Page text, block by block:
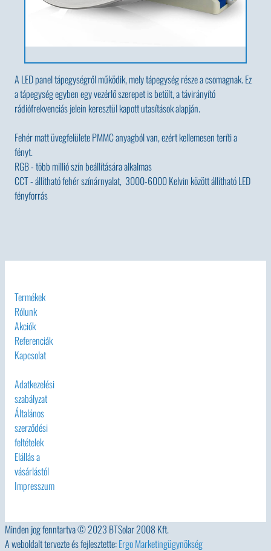
A LED panel tápegységről működik, mely tápegység része a csomagnak. Ez
a tápegység egyben egy vezérlő szerepet is betölt, a távirányító
rádiófrekvenciás jelein keresztül kapott utasítások alapján.
Fehér matt üvegfelülete PMMC anyagból van, ezért kellemesen teríti a
fényt.
RGB - több millió szín beállítására alkalmas
CCT - állítható fehér színárnyalat, 3000-6000 Kelvin között állítható LED
fényforrás
Termékek
Rólunk
Akciók
Referenciák
Kapcsolat
Adatkezelési
szabályzat
Általános
szerződési
feltételek
Elállás a
vásárlástól
Impresszum
Minden jog fenntartva © 2023 BTSolar 2008 Kft.
A weboldalt tervezte és fejlesztette:Ergo Marketingügynökség